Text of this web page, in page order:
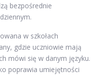
bezpośrednie
w szkołach
gdzie uczniowie mają
mówi się w danym języku.
poprawia umiejętności